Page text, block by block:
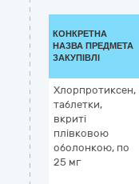
КОНКРЕТНА
НАЗВА ПРЕДМЕТА
ЗАКУПІВЛІ
Хлорпротиксен,
таблетки,
вкриті
плівковою
оболонкою, по
25 мг